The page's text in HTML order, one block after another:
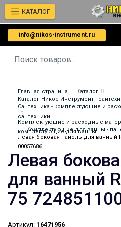
info@nikos-instrument.ru
КАТАЛОГ
Главная страница
Каталог
Каталог Никос-Инструмент -
Сантехника - комплектующие и
сантехники
Комплектующие и расходные
комплектующие для ванны
Комплектующие для ванны -
Левая боковая панель для ванный
00057686
Левая
для ванный
75
Артикул: 16471956